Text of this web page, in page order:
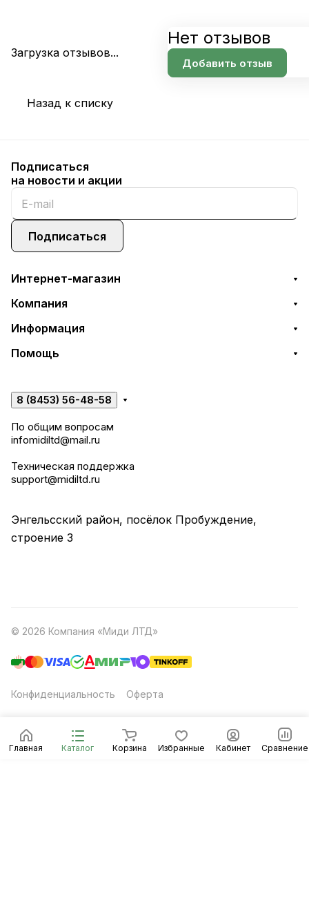
Загрузка отзывов...
Нет отзывов
Добавить отзыв
Назад к списку
Главная Каталог Корзина Избранные Кабинет Сравнение
Подписаться
на новости и акции
Подписаться
Интернет-магазин
Компания
Информация
Помощь
8 (8453) 56-48-58
По общим вопросам
infomidiltd@mail.ru
Техническая поддержка
support@midiltd.ru
Энгельсский район, посёлок Пробуждение,
строение 3
© 2026 Компания «Миди ЛТД»
Конфиденциальность Оферта